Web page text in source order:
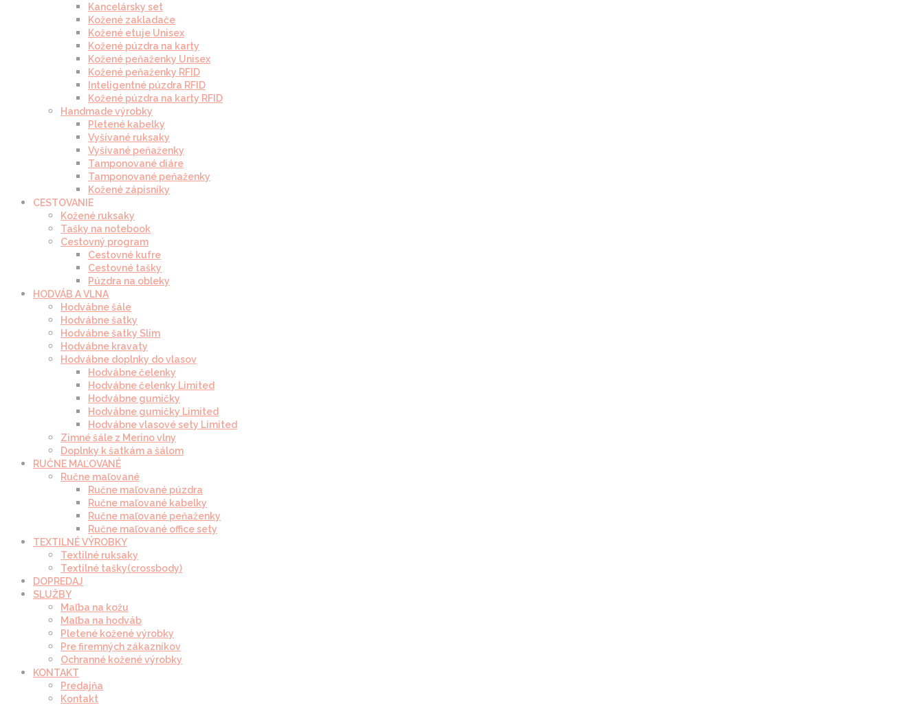
Kancelársky set
Kožené zakladače
Kožené etuje Unisex
Kožené púzdra na karty
Kožené peňaženky Unisex
Kožené peňaženky RFID
Inteligentné púzdra RFID
Kožené púzdra na karty RFID
Handmade výrobky
Pletené kabelky
Vyšívané ruksaky
Vyšívané peňaženky
Tamponované diáre
Tamponované peňaženky
Kožené zápisníky
CESTOVANIE
Kožené ruksaky
Tašky na notebook
Cestovný program
Cestovné kufre
Cestovné tašky
Púzdra na obleky
HODVÁB A VLNA
Hodvábne šále
Hodvábne šatky
Hodvábne šatky Slim
Hodvábne kravaty
Hodvábne doplnky do vlasov
Hodvábne čelenky
Hodvábne čelenky Limited
Hodvábne gumičky
Hodvábne gumičky Limited
Hodvábne vlasové sety Limited
Zimné šále z Merino vlny
Doplnky k šatkám a šálom
RUČNE MAĽOVANÉ
Ručne maľované
Ručne maľované púzdra
Ručne maľované kabelky
Ručne maľované peňaženky
Ručne maľované office sety
TEXTILNÉ VÝROBKY
Textilné ruksaky
Textilné tašky(crossbody)
DOPREDAJ
SLUŽBY
Maľba na kožu
Maľba na hodváb
Pletené kožené výrobky
Pre firemných zákazníkov
Ochranné kožené výrobky
KONTAKT
Predajňa
Kontakt